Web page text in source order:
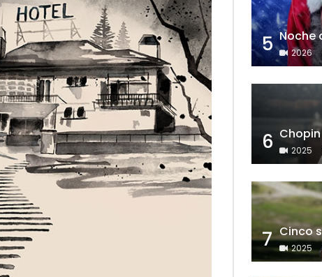
5 Noche
2026
6 Chopin
2025
7 Cinco
2025